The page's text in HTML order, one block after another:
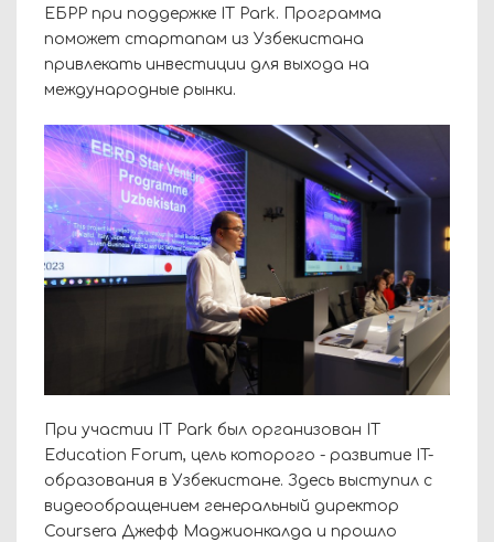
ЕБРР при поддержке IT Park. Программа
поможет стартапам из Узбекистана
привлекать инвестиции для выхода на
международные рынки.
При участии IT Park был организован IT
Education Forum, цель которого - развитие IT-
образования в Узбекистане. Здесь выступил с
видеообращением генеральный директор
Coursera Джефф Маджионкалда и прошло